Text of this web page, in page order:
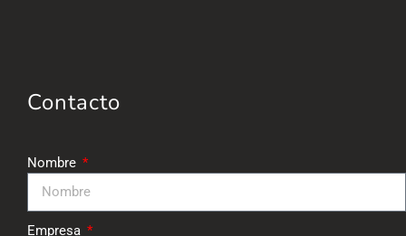
Contacto
Nombre
Empresa